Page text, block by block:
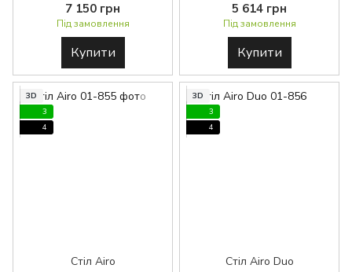
7 150 грн
Під замовлення
Купити
5 614 грн
Під замовлення
Купити
3D
3
4
Стіл Airo
3D
3
4
Стіл Airo Duo